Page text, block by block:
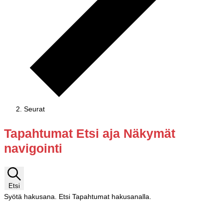
Seurat
Tapahtumat
Tapahtumat Etsi aja Näkymät
navigointi
Etsi
Syötä hakusana. Etsi Tapahtumat hakusanalla.